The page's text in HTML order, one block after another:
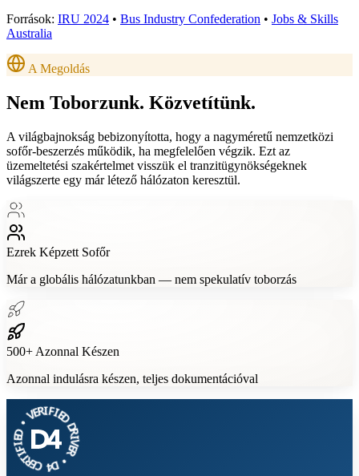
Források: IRU 2024 • Bus Industry Confederation • Jobs & Skills
Australia
A Megoldás
Nem Toborzunk. Közvetítünk.
A világbajnokság bebizonyította, hogy a nagyméretű nemzetközi
sofőr-beszerzés működik, ha megfelelően végzik. Ezt az
üzemeltetési szakértelmet visszük el tranzitügynökségeknek
világszerte egy már létező hálózaton keresztül.
Ezrek Képzett Sofőr
Már a globális hálózatunkban — nem spekulatív toborzás
500+ Azonnal Készen
Azonnal indulásra készen, teljes dokumentációval
D
4
C
E
R
T
I
F
I
E
D•VE
R
I
F
I
E
D
D
R
I
V
E
R
•